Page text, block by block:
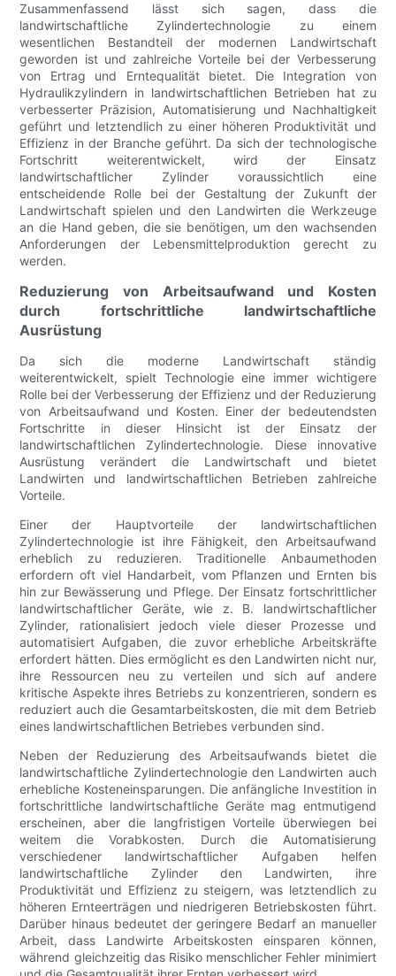
Zusammenfassend lässt sich sagen, dass die
landwirtschaftliche Zylindertechnologie zu einem
wesentlichen Bestandteil der modernen Landwirtschaft
geworden ist und zahlreiche Vorteile bei der Verbesserung
von Ertrag und Erntequalität bietet. Die Integration von
Hydraulikzylindern in landwirtschaftlichen Betrieben hat zu
verbesserter Präzision, Automatisierung und Nachhaltigkeit
geführt und letztendlich zu einer höheren Produktivität und
Effizienz in der Branche geführt. Da sich der technologische
Fortschritt weiterentwickelt, wird der Einsatz
landwirtschaftlicher Zylinder voraussichtlich eine
entscheidende Rolle bei der Gestaltung der Zukunft der
Landwirtschaft spielen und den Landwirten die Werkzeuge
an die Hand geben, die sie benötigen, um den wachsenden
Anforderungen der Lebensmittelproduktion gerecht zu
werden.
Reduzierung von Arbeitsaufwand und Kosten
durch fortschrittliche landwirtschaftliche
Ausrüstung
Da sich die moderne Landwirtschaft ständig
weiterentwickelt, spielt Technologie eine immer wichtigere
Rolle bei der Verbesserung der Effizienz und der Reduzierung
von Arbeitsaufwand und Kosten. Einer der bedeutendsten
Fortschritte in dieser Hinsicht ist der Einsatz der
landwirtschaftlichen Zylindertechnologie. Diese innovative
Ausrüstung verändert die Landwirtschaft und bietet
Landwirten und landwirtschaftlichen Betrieben zahlreiche
Vorteile.
Einer der Hauptvorteile der landwirtschaftlichen
Zylindertechnologie ist ihre Fähigkeit, den Arbeitsaufwand
erheblich zu reduzieren. Traditionelle Anbaumethoden
erfordern oft viel Handarbeit, vom Pflanzen und Ernten bis
hin zur Bewässerung und Pflege. Der Einsatz fortschrittlicher
landwirtschaftlicher Geräte, wie z. B. landwirtschaftlicher
Zylinder, rationalisiert jedoch viele dieser Prozesse und
automatisiert Aufgaben, die zuvor erhebliche Arbeitskräfte
erfordert hätten. Dies ermöglicht es den Landwirten nicht nur,
ihre Ressourcen neu zu verteilen und sich auf andere
kritische Aspekte ihres Betriebs zu konzentrieren, sondern es
reduziert auch die Gesamtarbeitskosten, die mit dem Betrieb
eines landwirtschaftlichen Betriebes verbunden sind.
Neben der Reduzierung des Arbeitsaufwands bietet die
landwirtschaftliche Zylindertechnologie den Landwirten auch
erhebliche Kosteneinsparungen. Die anfängliche Investition in
fortschrittliche landwirtschaftliche Geräte mag entmutigend
erscheinen, aber die langfristigen Vorteile überwiegen bei
weitem die Vorabkosten. Durch die Automatisierung
verschiedener landwirtschaftlicher Aufgaben helfen
landwirtschaftliche Zylinder den Landwirten, ihre
Produktivität und Effizienz zu steigern, was letztendlich zu
höheren Ernteerträgen und niedrigeren Betriebskosten führt.
Darüber hinaus bedeutet der geringere Bedarf an manueller
Arbeit, dass Landwirte Arbeitskosten einsparen können,
während gleichzeitig das Risiko menschlicher Fehler minimiert